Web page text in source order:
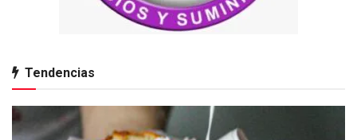
Tendencias